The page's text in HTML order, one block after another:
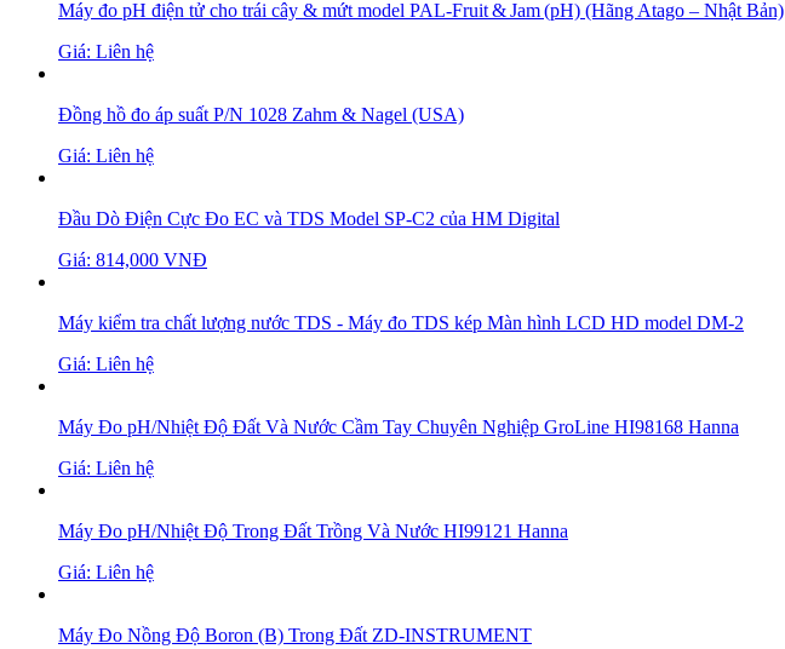
Máy đo pH điện tử cho trái cây & mứt model PAL‑Fruit & Jam (pH) (Hãng Atago – Nhật Bản)
Giá: Liên hệ
Đồng hồ đo áp suất P/N 1028 Zahm & Nagel (USA)
Giá: Liên hệ
Đầu Dò Điện Cực Đo EC và TDS Model SP-C2 của HM Digital
Giá: 814,000 VNĐ
Máy kiểm tra chất lượng nước TDS - Máy đo TDS kép Màn hình LCD HD model DM-2
Giá: Liên hệ
Máy Đo pH/Nhiệt Độ Đất Và Nước Cầm Tay Chuyên Nghiệp GroLine HI98168 Hanna
Giá: Liên hệ
Máy Đo pH/Nhiệt Độ Trong Đất Trồng Và Nước HI99121 Hanna
Giá: Liên hệ
Máy Đo Nồng Độ Boron (B) Trong Đất ZD-INSTRUMENT